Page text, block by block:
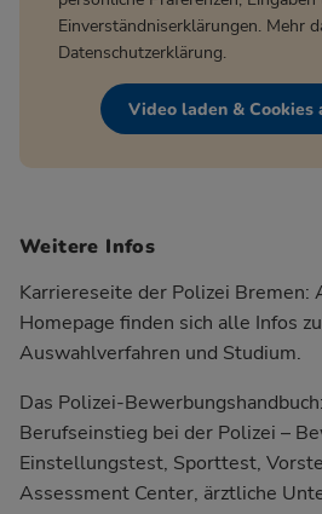
Einverständniserklärungen. Mehr
Datenschutzerklärung.
Video laden & Cookies
Weitere Infos
Karriereseite der Polizei Bremen:
Homepage finden sich alle Infos
Auswahlverfahren und Studium.
Das Polizei-Bewerbungshandbuch:
Berufseinstieg bei der Polizei –
Einstellungstest, Sporttest,
Assessment Center, ärztliche